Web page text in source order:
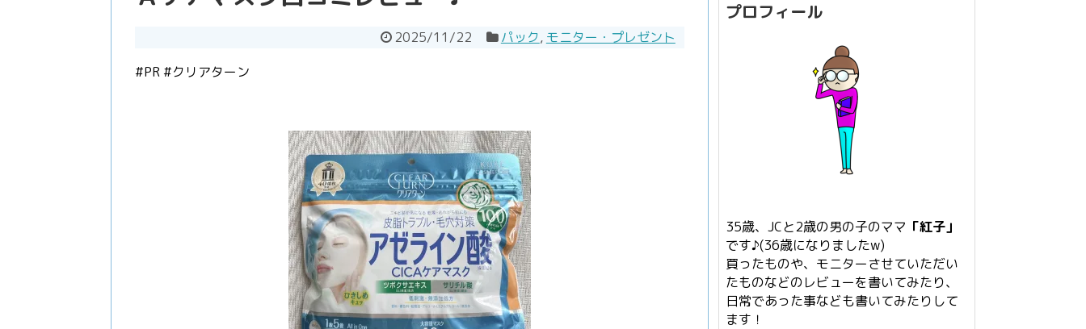
2025/11/22 パック, モニター・プレゼント
#PR #クリアターン
プロフィール
35歳、JCと2歳の男の子のママ 「紅子」
です♪(36歳になりましたw)
買ったものや、モニターさせていただい
たものなどのレビューを書いてみたり、
日常であった事なども書いてみたりして
ます！